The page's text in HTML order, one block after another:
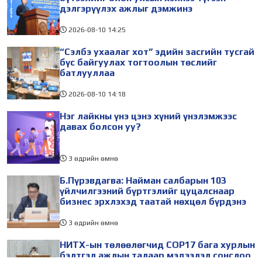
дэлгэрүүлэх ажлыг дэмжинэ
2026-08-10 14:25
“Сэлбэ ухаалаг хот” эдийн засгийн тусгай
бүс байгуулах тогтоолын төслийг
батлууллаа
2026-08-10 14:18
Нэг лайкны үнэ цэнэ хүний үнэлэмжээс
давах болсон уу?
3 өдрийн өмнө
Б.Пүрэвдагва: Найман салбарын 103
үйлчилгээний бүртгэлийг цуцалснаар
бизнес эрхлэхэд таатай нөхцөл бүрдэнэ
3 өдрийн өмнө
НИТХ-ын төлөөлөгчид COP17 бага хурлын
бэлтгэл ажлын талаар мэдээлэл сонслоо